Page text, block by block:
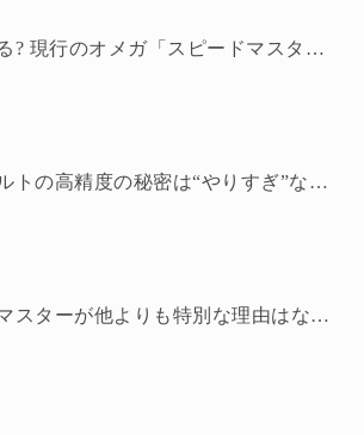
写真だけでわかる? 現行のオメガ「スピードマスター プロフェッショナル」はどっち
ジャガー・ルクルトの高精度の秘密は“やりすぎ”な自社検査に! どれくらい検査してる?
写真のスピードマスターが他よりも特別な理由はなぜ?